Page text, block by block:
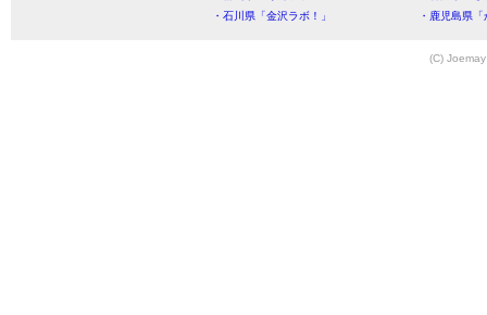
・石川県「金沢ラボ！」
・鹿児島県
(C)